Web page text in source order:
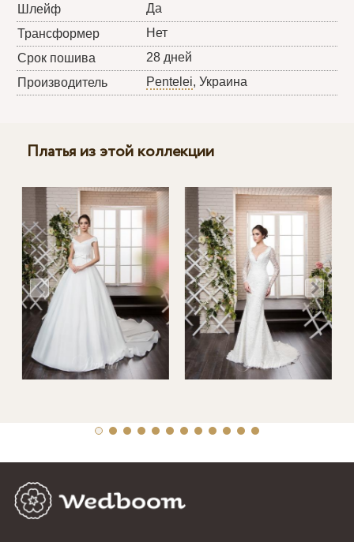
Шлейф
Да
Трансформер
Нет
Срок пошива
28 дней
Производитель
Pentelei, Украина
Платья из этой коллекции